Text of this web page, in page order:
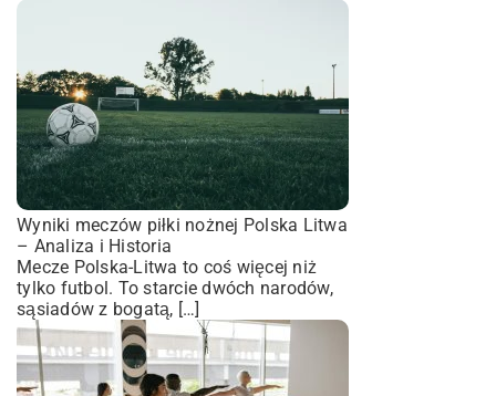
Wyniki meczów piłki nożnej Polska Litwa
– Analiza i Historia
Mecze Polska-Litwa to coś więcej niż
tylko futbol. To starcie dwóch narodów,
sąsiadów z bogatą, […]